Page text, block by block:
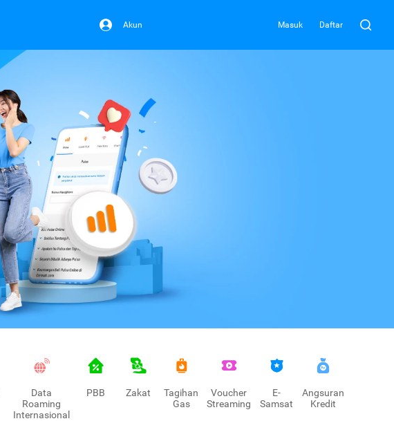
Akun Masuk Daftar
Data
Roaming
Internasional
PBB Zakat
Tagihan
Gas
Voucher
Streaming
E-
Samsat
Angsuran
Kredit